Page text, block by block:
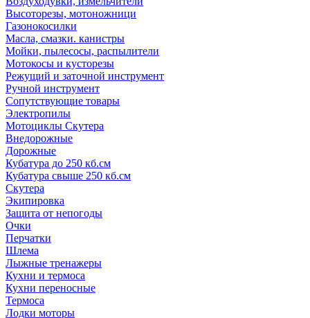
Высоторезы, мотоножници
Газонокосилки
Масла, смазки. канистры
Мойки, пылесосы, распылители
Мотокосы и кусторезы
Режущий и заточной инструмент
Ручной инструмент
Сопутствующие товары
Электропилы
Мотоциклы Скутера
Внедорожные
Дорожные
Кубатура до 250 кб.см
Кубатура свыше 250 кб.см
Скутера
Экипировка
Защита от непогоды
Очки
Перчатки
Шлема
Лыжные тренажеры
Кухни и термоса
Кухни переносные
Термоса
Лодки моторы